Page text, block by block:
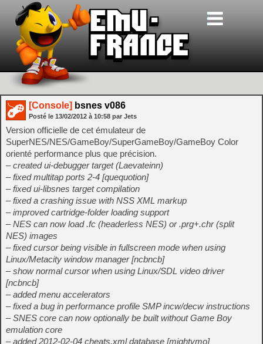
[Console] bsnes v086
Posté le 13/02/2012 à 10:58 par Jets
Version officielle de cet émulateur de
SuperNES/NES/GameBoy/SuperGameBoy/GameBoy Color
orienté performance plus que précision.
– created ui-debugger target (Laevateinn)
– fixed multitap ports 2-4 [quequotion]
– fixed ui-libsnes target compilation
– fixed a crashing issue with NSS XML markup
– improved cartridge-folder loading support
– NES can now load .fc (headerless NES) or .prg+.chr (split
NES) images
– fixed cursor being visible in fullscreen mode when using
Linux/Metacity window manager [ncbncb]
– show normal cursor when using Linux/SDL video driver
[ncbncb]
– added menu accelerators
– fixed a bug in performance profile SMP incw/decw instructions
– SNES core can now optionally be built without Game Boy
emulation core
– added 2012-02-04 cheats.xml database [mightymo]